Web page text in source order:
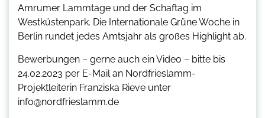
Amrumer Lammtage und der Schaftag im
Westküstenpark. Die Internationale Grüne Woche in
Berlin rundet jedes Amtsjahr als großes Highlight ab.
Bewerbungen – gerne auch ein Video – bitte bis
24.02.2023 per E-Mail an Nordfrieslamm-
Projektleiterin Franziska Rieve unter
info@nordfrieslamm.de